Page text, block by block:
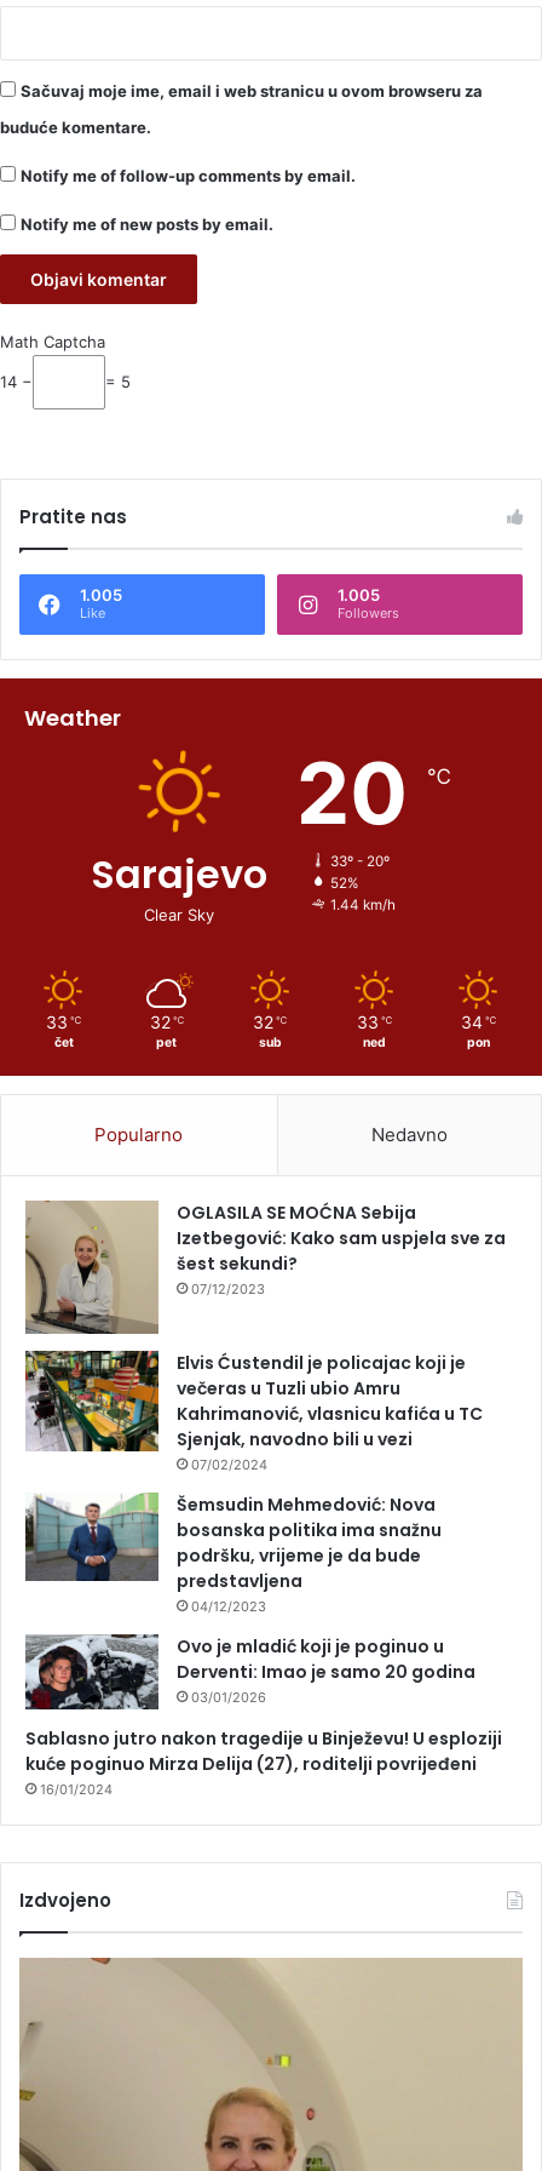
Sačuvaj moje ime, email i web stranicu u ovom browseru za
buduće komentare.
Notify me of follow-up comments by email.
Notify me of new posts by email.
Math Captcha
14 − = 5
Pratite nas
1.005
Like
1.005
Followers
Weather
Sarajevo
Clear Sky
20 ℃
33º - 20º
52%
1.44 km/h
33 ℃
čet
32 ℃
pet
32 ℃
sub
33 ℃
ned
34 ℃
pon
Popularno Nedavno
OGLASILA SE MOĆNA Sebija
Izetbegović: Kako sam uspjela sve za
šest sekundi?
07/12/2023
Elvis Ćustendil je policajac koji je
večeras u Tuzli ubio Amru
Kahrimanović, vlasnicu kafića u TC
Sjenjak, navodno bili u vezi
07/02/2024
Šemsudin Mehmedović: Nova
bosanska politika ima snažnu
podršku, vrijeme je da bude
predstavljena
04/12/2023
Ovo je mladić koji je poginuo u
Derventi: Imao je samo 20 godina
03/01/2026
Sablasno jutro nakon tragedije u Binježevu! U esploziji
kuće poginuo Mirza Delija (27), roditelji povrijeđeni
16/01/2024
Izdvojeno